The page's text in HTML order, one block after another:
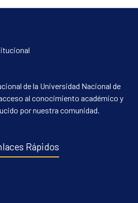
de la Universidad Nacional de
al conocimiento académico y
por nuestra comunidad.
Rápidos